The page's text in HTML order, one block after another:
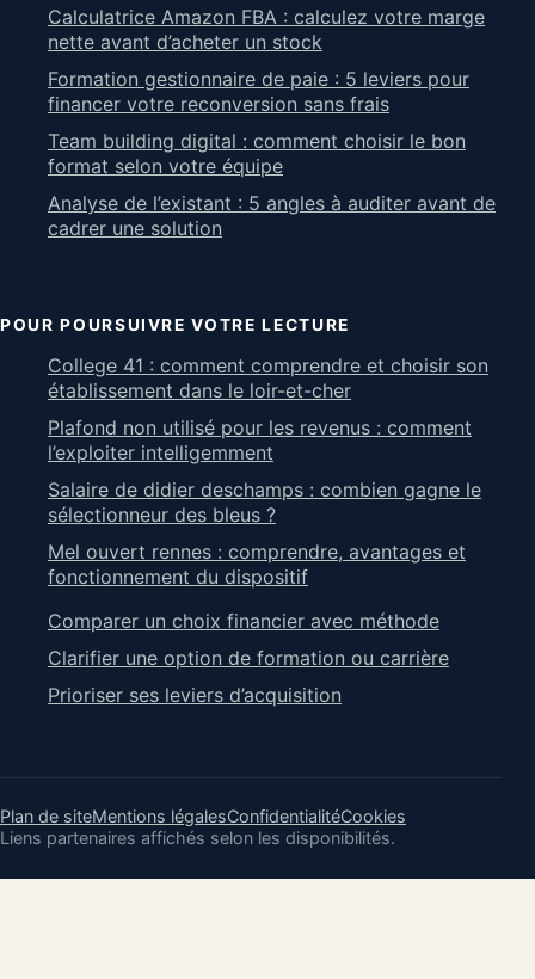
Calculatrice Amazon FBA : calculez votre marge
nette avant d’acheter un stock
Formation gestionnaire de paie : 5 leviers pour
financer votre reconversion sans frais
Team building digital : comment choisir le bon
format selon votre équipe
Analyse de l’existant : 5 angles à auditer avant de
cadrer une solution
POUR POURSUIVRE VOTRE LECTURE
College 41 : comment comprendre et choisir son
établissement dans le loir-et-cher
Plafond non utilisé pour les revenus : comment
l’exploiter intelligemment
Salaire de didier deschamps : combien gagne le
sélectionneur des bleus ?
Mel ouvert rennes : comprendre, avantages et
fonctionnement du dispositif
Comparer un choix financier avec méthode
Clarifier une option de formation ou carrière
Prioriser ses leviers d’acquisition
Plan de siteMentions légalesConfidentialitéCookies
Liens partenaires affichés selon les disponibilités.